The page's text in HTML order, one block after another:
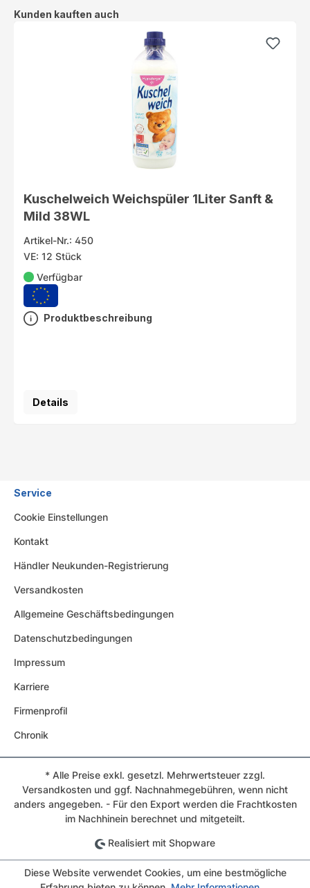
Produktgalerie überspringen
Kunden kauften auch
Kuschelweich Weichspüler 1Liter Sanft &
Mild 38WL
Artikel-Nr.: 450
VE: 12 Stück
Verfügbar
Produktbeschreibung
Details
Service
Cookie Einstellungen
Kontakt
Händler Neukunden-Registrierung
Versandkosten
Allgemeine Geschäftsbedingungen
Datenschutzbedingungen
Impressum
Karriere
Firmenprofil
Chronik
* Alle Preise exkl. gesetzl. Mehrwertsteuer zzgl.
Versandkosten und ggf. Nachnahmegebühren, wenn nicht
anders angegeben. - Für den Export werden die Frachtkosten
im Nachhinein berechnet und mitgeteilt.
Realisiert mit Shopware
Diese Website verwendet Cookies, um eine bestmögliche